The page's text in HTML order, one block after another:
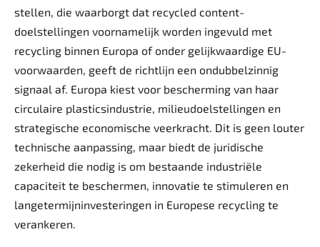
stellen, die waarborgt dat recycled content-
doelstellingen voornamelijk worden ingevuld met
recycling binnen Europa of onder gelijkwaardige EU-
voorwaarden, geeft de richtlijn een ondubbelzinnig
signaal af. Europa kiest voor bescherming van haar
circulaire plasticsindustrie, milieudoelstellingen en
strategische economische veerkracht. Dit is geen louter
technische aanpassing, maar biedt de juridische
zekerheid die nodig is om bestaande industriële
capaciteit te beschermen, innovatie te stimuleren en
langetermijninvesteringen in Europese recycling te
verankeren.